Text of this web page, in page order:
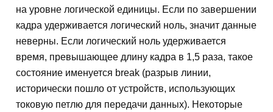
на уровне логической единицы. Если по завершении
кадра удерживается логический ноль, значит данные
неверны. Если логический ноль удерживается
время, превышающее длину кадра в 1,5 раза, такое
состояние именуется break (разрыв линии,
исторически пошло от устройств, использующих
токовую петлю для передачи данных). Некоторые